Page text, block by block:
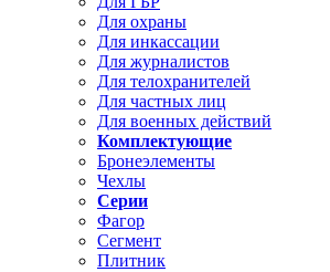
Для охраны
Для инкассации
Для журналистов
Для телохранителей
Для частных лиц
Для военных действий
Комплектующие
Бронеэлементы
Чехлы
Серии
Фагор
Сегмент
Плитник